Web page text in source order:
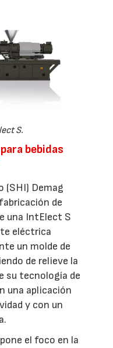
S.
bebidas
(SHI) Demag
de
una IntElect S
eléctrica
un molde de
de relieve la
su tecnología de
una aplicación
y con un
el foco en la